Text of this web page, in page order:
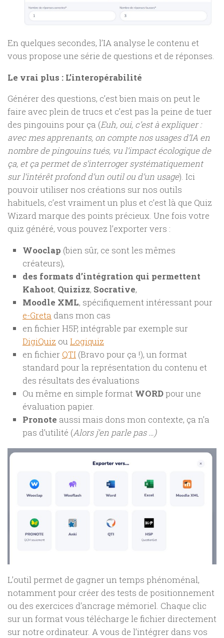
En quelques secondes, l’IA analyse le contenu et
vous propose une série de questions et de réponses.
Le vrai plus : L’interopérabilité
Générer des questions, c’est bien mais on peut le
faire avec plein de trucs et c’est pas la peine de tuer
des pingouins pour ça (Euh, oui, c’est à expliquer :
avec mes apprenants, on compte nos usages d’IA en
nombre de pingouins tués, vu l’impact écologique de
ça, et ça permet de s’interroger systématiquement
sur l’intérêt profond d’un outil ou d’un usage). Ici
pouvoir utiliser nos créations sur nos outils
habituels, c’est vraiment un plus et c’est là que Quiz
Wizard marque des points précieux. Une fois votre
quiz généré, vous pouvez l’exporter vers :
Wooclap (bien sûr, ce sont les mêmes
créateurs),
des formats d’intégration qui permettent
Kahoot, Quizizz, Socrative,
Moodle XML, spécifiquement intéressant pour
e-Greta dans mon cas
en fichier H5P, intégrable par exemple sur
DigiQuiz ou Logiquiz
en fichier QTI (Bravo pour ça !), unformat
standard pour la représentation du contenu et
des résultats des évaluations
Ou même en simple format WORDpour une
évaluation papier.
Pronote aussi mais dons mon contexte, ça n’a
pas d’utilité (Alors j’en parle pas …)
L’outil permet de gagner un temps phénoménal,
notamment pour créer des tests de positionnement
ou des exercices d’ancrage mémoriel. Chaque clic
sur un format vous télécharge le fichier directement
sur notre ordinateur. A vous de l’intégrer dans vos